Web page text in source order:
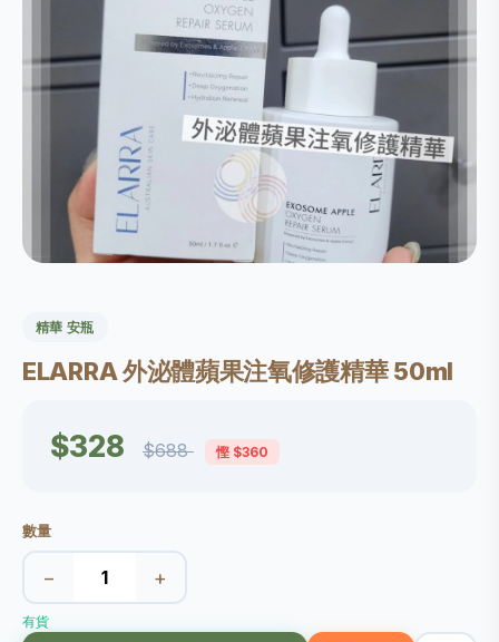
精華 安瓶
ELARRA 外泌體蘋果注氧修護精華 50ml
$328 $688 慳 $360
數量
− +
有貨